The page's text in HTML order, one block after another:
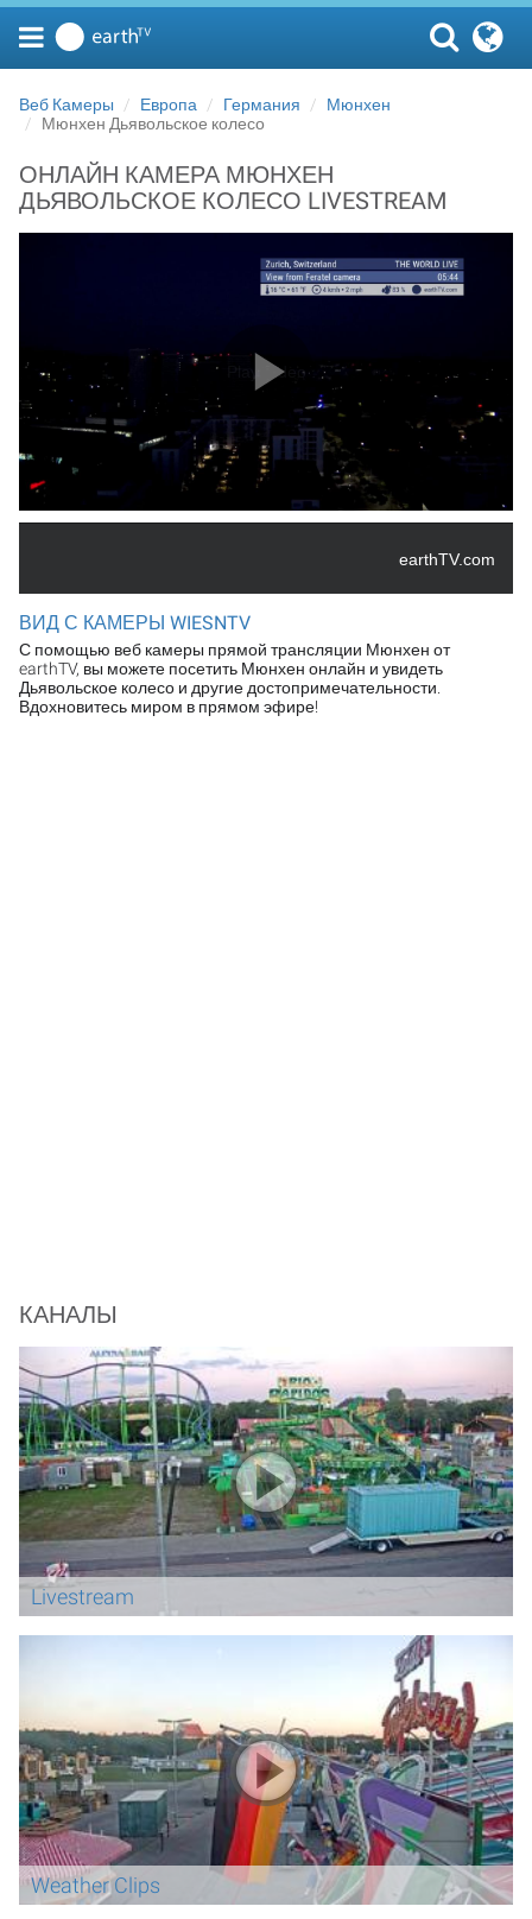
Веб Камеры Европа Германия
Мюнхен
Мюнхен Дьявольское колесо
ОНЛАЙН КАМЕРА МЮНХЕН
ДЬЯВОЛЬСКОЕ КОЛЕСО LIVESTREAM
Play Video
earthTV.com
ВИД С КАМЕРЫ WIESNTV
С помощью веб камеры прямой трансляции Мюнхен от
earthTV, вы можете посетить Мюнхен онлайн и увидеть
Дьявольское колесо и другие достопримечательности.
Вдохновитесь миром в прямом эфире!
КАНАЛЫ
Livestream
Weather Clips